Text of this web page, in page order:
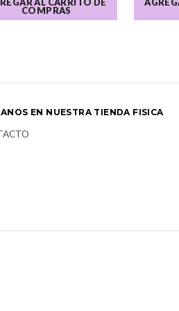
COMPRAS
EN NUESTRA TIENDA FISICA